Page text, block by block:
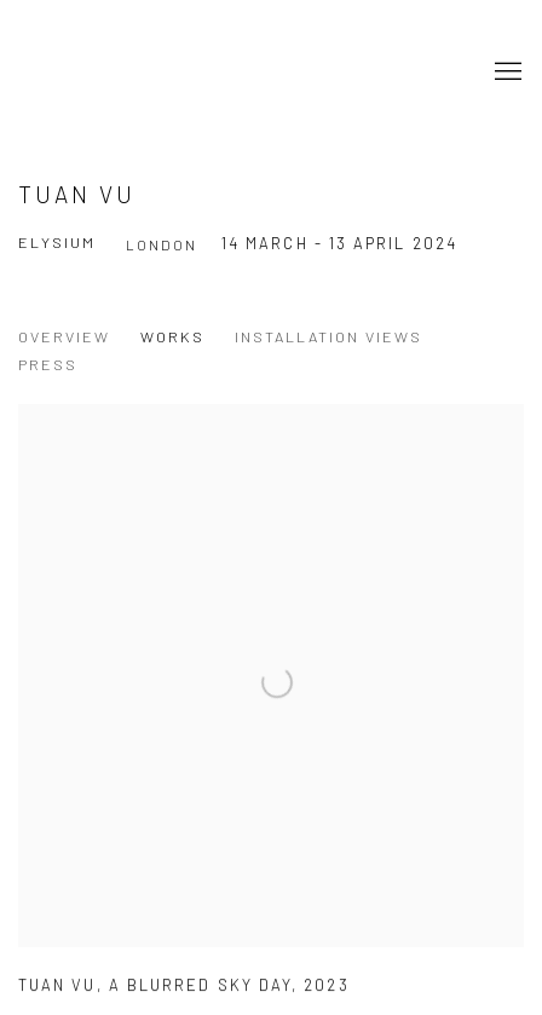
TUAN VU
ELYSIUM 14 MARCH - 13 APRIL 2024
LONDON
OVERVIEW WORKS
INSTALLATION VIEWS
PRESS
TUAN VU , A BLURRED SKY DAY, 2023